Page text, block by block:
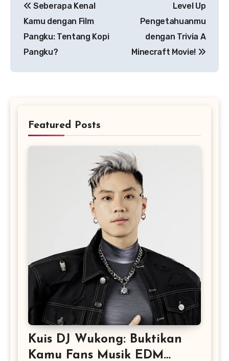
pos
Seberapa Kenal
Kamu dengan Film
Pangku: Tentang Kopi
Pangku?
Level Up
Pengetahuanmu
dengan Trivia A
Minecraft Movie!
Featured Posts
Kuis DJ Wukong: Buktikan
Kamu Fans Musik EDM